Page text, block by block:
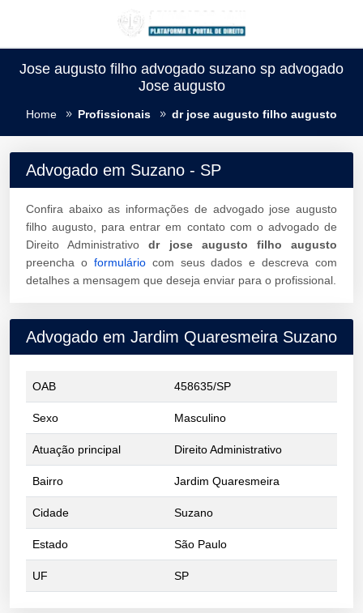
Jose augusto filho advogado suzano sp advogado
Jose augusto
Home Profissionais dr jose augusto filho augusto
Advogado em Suzano - SP
Confira abaixo as informações de advogado jose augusto
filho augusto, para entrar em contato com o advogado de
Direito Administrativodr jose augusto filho augusto
preencha o formuláriocom seus dados e descreva com
detalhes a mensagem que deseja enviar para o profissional.
Advogado em Jardim Quaresmeira Suzano
OAB 458635/SP
Sexo Masculino
Atuação principal Direito Administrativo
Bairro Jardim Quaresmeira
Cidade Suzano
Estado São Paulo
UF SP